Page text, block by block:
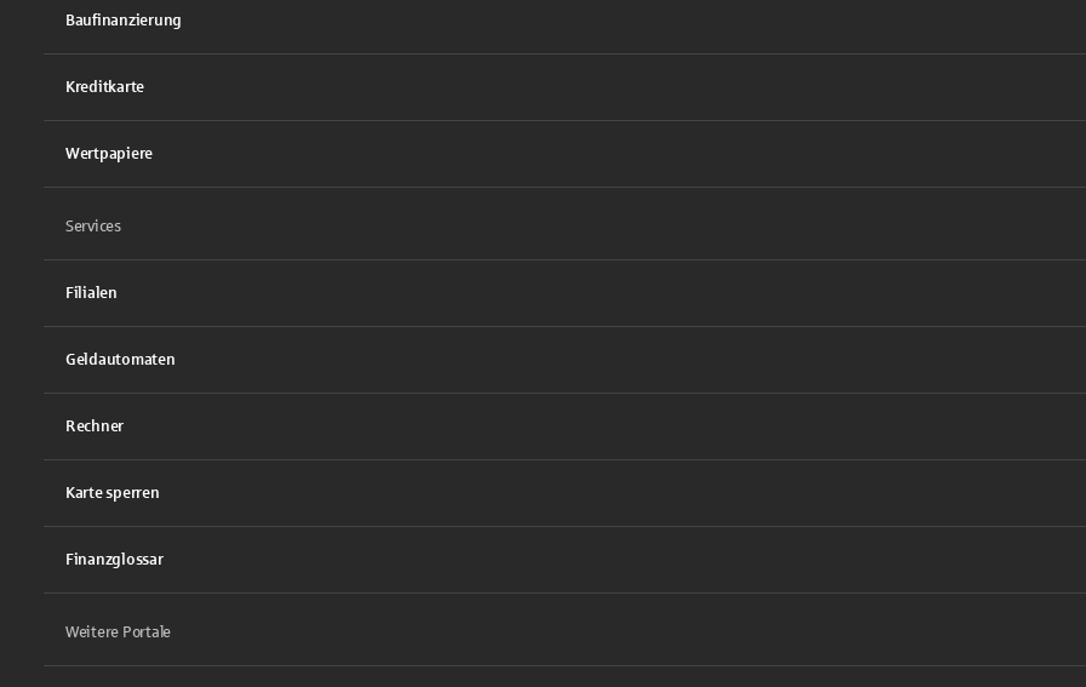
Baufinanzierung
Kreditkarte
Wertpapiere
Services
Filialen
Geldautomaten
Rechner
Karte sperren
Finanzglossar
Weitere Portale